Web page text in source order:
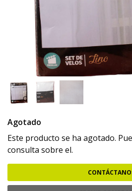
Agotado
Este producto se ha agotado.
consulta sobre el.